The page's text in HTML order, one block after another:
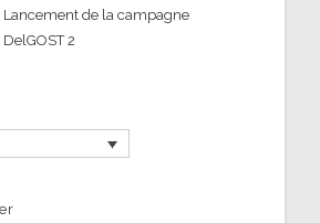
Lancement de la campagne
DelGOST 2